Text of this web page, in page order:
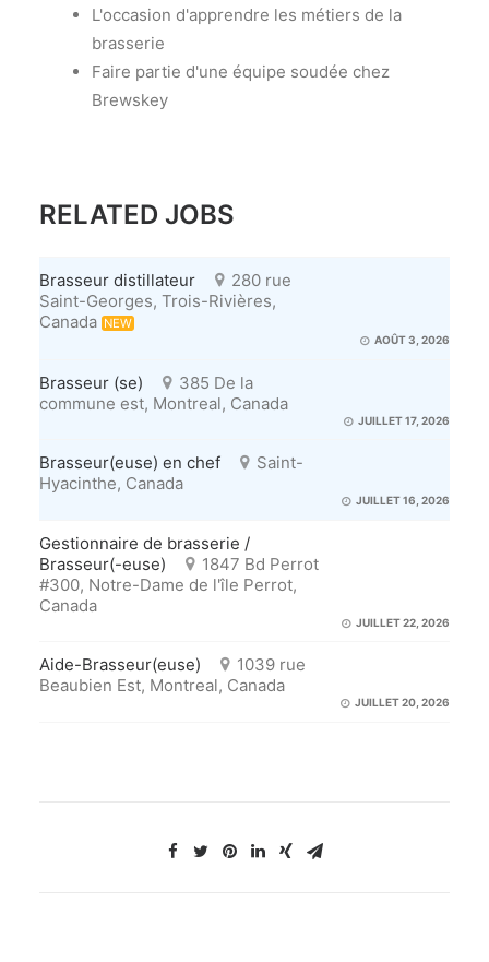
L'occasion d'apprendre les métiers de la
brasserie
Faire partie d'une équipe soudée chez
Brewskey
RELATED JOBS
Brasseur distillateur
280 rue
Saint-Georges, Trois-Rivières,
Canada NEW
AOÛT 3, 2026
Brasseur (se)
385 De la
commune est, Montreal, Canada
JUILLET 17, 2026
Brasseur(euse) en chef
Saint-
Hyacinthe, Canada
JUILLET 16, 2026
Gestionnaire de brasserie /
Brasseur(-euse)
1847 Bd Perrot
#300, Notre-Dame de l'île Perrot,
Canada
JUILLET 22, 2026
Aide-Brasseur(euse)
1039 rue
Beaubien Est, Montreal, Canada
JUILLET 20, 2026